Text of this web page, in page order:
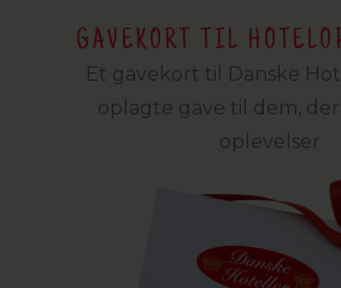
GAVEKORT TIL
Et gavekort til Danske
oplagte gave til dem, der
oplevelser